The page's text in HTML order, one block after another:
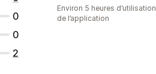
0
0
2
Environ 5 heures d’utilisation
de l’application